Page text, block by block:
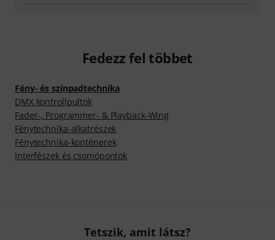
Fedezz fel többet
Fény- és színpadtechnika
DMX kontrollpultok
Fader-, Programmer- & Playback-Wing
Fénytechnika-alkatrészek
Fénytechnika-konténerek
Interfészek és csomópontok
Tetszik, amit látsz?